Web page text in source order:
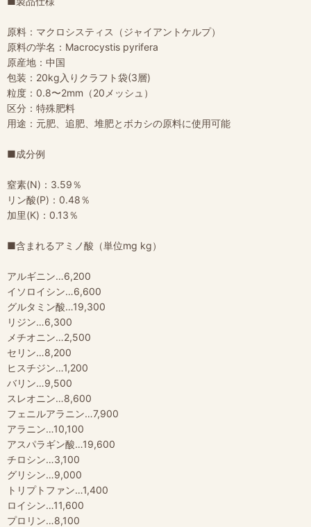
原料：マクロシスティス（ジャイアントケルプ）
原料の学名：Macrocystis pyrifera
原産地：中国
包装：20kg入りクラフト袋(3層)
粒度：0.8〜2mm（20メッシュ）
区分：特殊肥料
用途：元肥、追肥、堆肥とボカシの原料に使用可能
■成分例
窒素(N)：3.59％
リン酸(P)：0.48％
加里(K)：0.13％
■含まれるアミノ酸（単位mg kg）
アルギニン…6,200
イソロイシン…6,600
グルタミン酸…19,300
リジン…6,300
メチオニン…2,500
セリン…8,200
ヒスチジン…1,200
バリン…9,500
スレオニン…8,600
フェニルアラニン…7,900
アラニン…10,100
アスパラギン酸…19,600
チロシン…3,100
グリシン…9,000
トリプトファン…1,400
ロイシン…11,600
プロリン…8,100